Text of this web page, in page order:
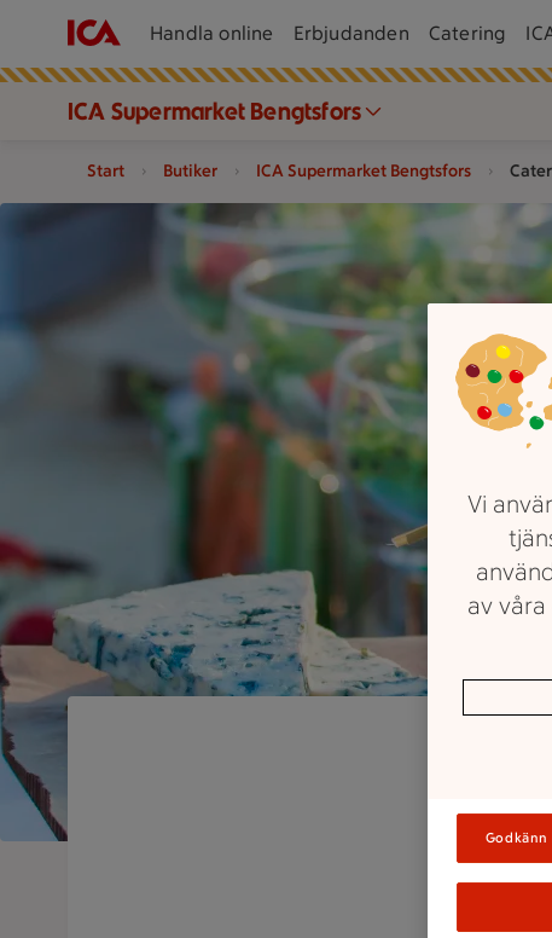
Handla online Erbjudanden Catering
ICA Supermarket Bengtsfors
Start Butiker ICA Supermarket Bengtsfors
En uppdukning med sallader i glas, en ostbricka med
Vi
av
Godkänn